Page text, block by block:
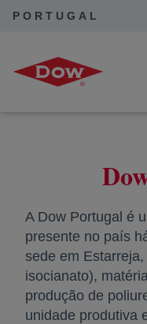
PORTUGAL
A Dow Portugal é
presente no país
sede em
isocianato),
produção de
unidade produtiva